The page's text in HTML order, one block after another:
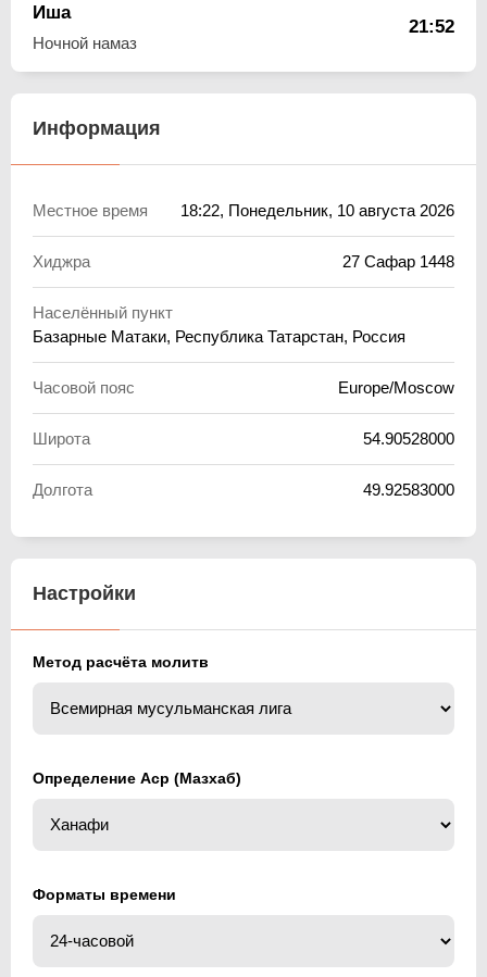
Иша
Ночной намаз
21:52
Информация
Местное время 18:22, Понедельник, 10 августа 2026
Хиджра 27 Сафар 1448
Населённый пункт
Базарные Матаки, Республика Татарстан, Россия
Часовой пояс Europe/Moscow
Широта 54.90528000
Долгота 49.92583000
Настройки
Метод расчёта молитв
Определение Аср (Мазхаб)
Форматы времени